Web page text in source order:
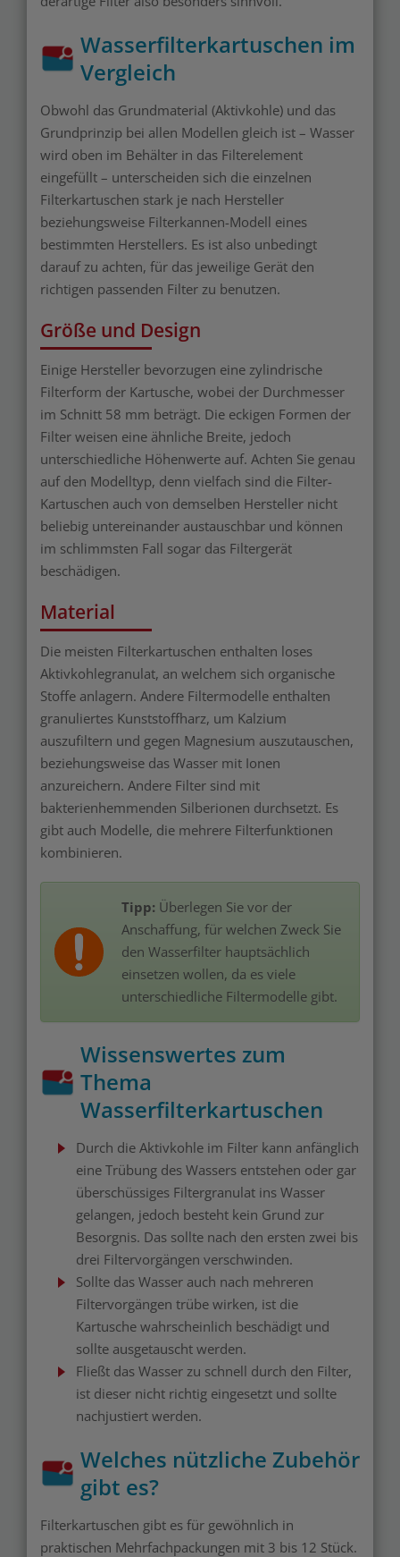
Wasserfilterkartuschen im
Vergleich
Obwohl das Grundmaterial (Aktivkohle) und das
Grundprinzip bei allen Modellen gleich ist – Wasser
wird oben im Behälter in das Filterelement
eingefüllt – unterscheiden sich die einzelnen
Filterkartuschen stark je nach Hersteller
beziehungsweise Filterkannen-Modell eines
bestimmten Herstellers. Es ist also unbedingt
darauf zu achten, für das jeweilige Gerät den
richtigen passenden Filter zu benutzen.
Größe und Design
Einige Hersteller bevorzugen eine zylindrische
Filterform der Kartusche, wobei der Durchmesser
im Schnitt 58 mm beträgt. Die eckigen Formen der
Filter weisen eine ähnliche Breite, jedoch
unterschiedliche Höhenwerte auf. Achten Sie genau
auf den Modelltyp, denn vielfach sind die Filter-
Kartuschen auch von demselben Hersteller nicht
beliebig untereinander austauschbar und können
im schlimmsten Fall sogar das Filtergerät
beschädigen.
Material
Die meisten Filterkartuschen enthalten loses
Aktivkohlegranulat, an welchem sich organische
Stoffe anlagern. Andere Filtermodelle enthalten
granuliertes Kunststoffharz, um Kalzium
auszufiltern und gegen Magnesium auszutauschen,
beziehungsweise das Wasser mit Ionen
anzureichern. Andere Filter sind mit
bakterienhemmenden Silberionen durchsetzt. Es
gibt auch Modelle, die mehrere Filterfunktionen
kombinieren.
Tipp: Überlegen Sie vor der
Anschaffung, für welchen Zweck Sie
den Wasserfilter hauptsächlich
einsetzen wollen, da es viele
unterschiedliche Filtermodelle gibt.
Wissenswertes zum
Thema
Wasserfilterkartuschen
Durch die Aktivkohle im Filter kann anfänglich
eine Trübung des Wassers entstehen oder gar
überschüssiges Filtergranulat ins Wasser
gelangen, jedoch besteht kein Grund zur
Besorgnis. Das sollte nach den ersten zwei bis
drei Filtervorgängen verschwinden.
Sollte das Wasser auch nach mehreren
Filtervorgängen trübe wirken, ist die
Kartusche wahrscheinlich beschädigt und
sollte ausgetauscht werden.
Fließt das Wasser zu schnell durch den Filter,
ist dieser nicht richtig eingesetzt und sollte
nachjustiert werden.
Welches nützliche Zubehör
gibt es?
Filterkartuschen gibt es für gewöhnlich in
praktischen Mehrfachpackungen mit 3 bis 12 Stück.